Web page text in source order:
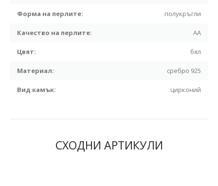
Форма на перлите: полукръгли
Качество на перлите: АА
Цвят: бял
Материал: сребро 925
Вид камък: цирконий
СХОДНИ АРТИКУЛИ